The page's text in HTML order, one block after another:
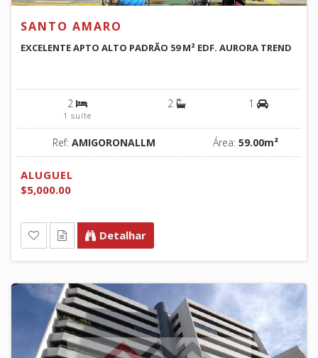
SANTO AMARO
EXCELENTE APTO ALTO PADRÃO 59 M² EDF. AURORA TREND
2
1 suíte
2 1
Ref: AMIGORONALLM Área: 59.00m²
ALUGUEL
$5,000.00
Detalhar